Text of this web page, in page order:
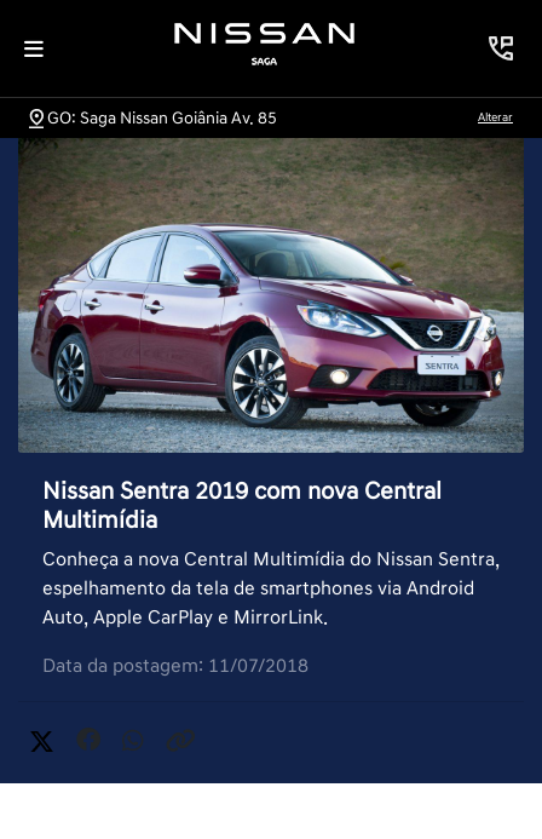
GO: Saga Nissan Goiânia Av. 85 Alterar
Nissan Sentra 2019 com nova Central
Multimídia
Conheça a nova Central Multimídia do Nissan Sentra,
espelhamento da tela de smartphones via Android
Auto, Apple CarPlay e MirrorLink.
Data da postagem: 11/07/2018